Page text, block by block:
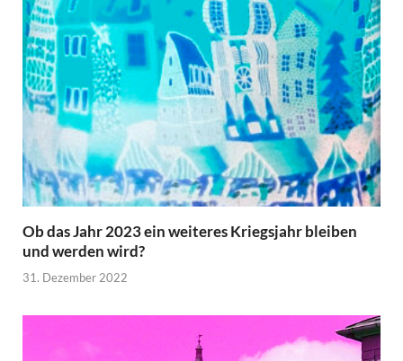
Ob das Jahr 2023 ein weiteres Kriegsjahr bleiben
und werden wird?
31. Dezember 2022